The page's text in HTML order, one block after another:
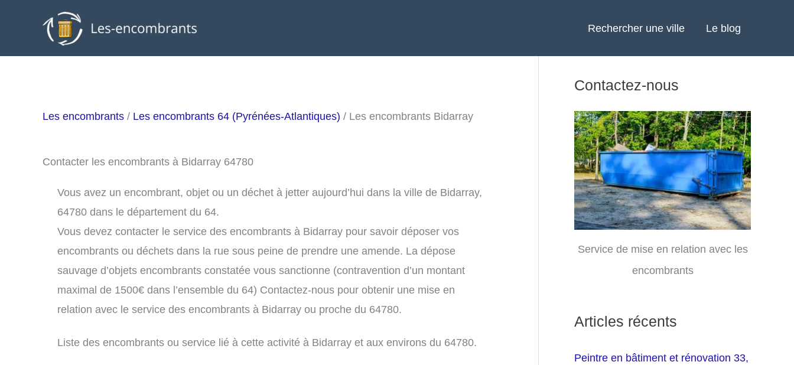
Rechercher une ville Le blog
Les encombrants / Les encombrants 64 (Pyrénées-Atlantiques) / Les encombrants Bidarray
Contacter les encombrants à Bidarray 64780
Vous avez un encombrant, objet ou un déchet à jetter aujourd’hui dans la ville de Bidarray,
64780 dans le département du 64.
Vous devez contacter le service des encombrants à Bidarray pour savoir déposer vos
encombrants ou déchets dans la rue sous peine de prendre une amende. La dépose
sauvage d’objets encombrants constatée vous sanctionne (contravention d’un montant
maximal de 1500€ dans l’ensemble du 64) Contactez-nous pour obtenir une mise en
relation avec le service des encombrants à Bidarray ou proche du 64780.
Liste des encombrants ou service lié à cette activité à Bidarray et aux environs du 64780.
Contactez-nous
Service de mise en relation avec les
encombrants
Articles récents
Peintre en bâtiment et rénovation 33,